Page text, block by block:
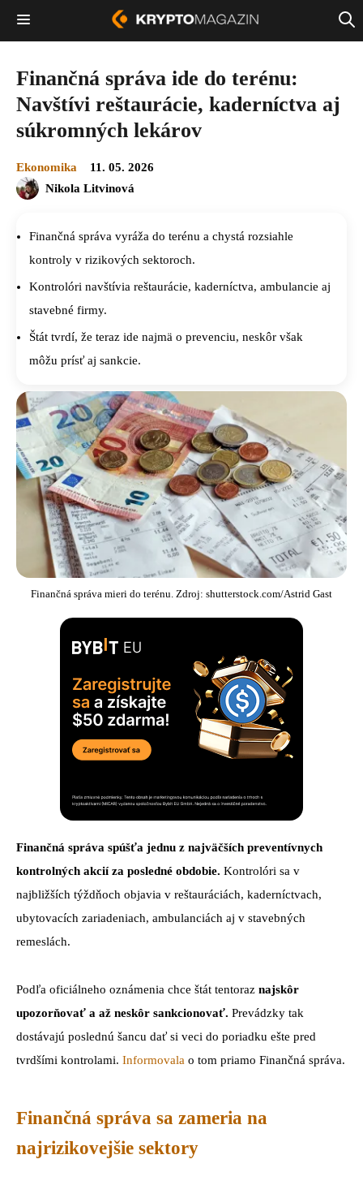
Finančná správa ide do terénu:
Navštívi reštaurácie, kaderníctva aj
súkromných lekárov
Ekonomika
11. 05. 2026
Nikola Litvinová
Finančná správa vyráža do terénu a chystá rozsiahle
kontroly v rizikových sektoroch.
Kontrolóri navštívia reštaurácie, kaderníctva, ambulancie aj
stavebné firmy.
Štát tvrdí, že teraz ide najmä o prevenciu, neskôr však
môžu prísť aj sankcie.
Finančná správa mieri do terénu. Zdroj: shutterstock.com/Astrid Gast
Finančná správa spúšťa jednu z najväčších preventívnych
kontrolných akcií za posledné obdobie. Kontrolóri sa v
najbližších týždňoch objavia v reštauráciách, kaderníctvach,
ubytovacích zariadeniach, ambulanciách aj v stavebných
remeslách.
Podľa oficiálneho oznámenia chce štát tentoraz najskôr
upozorňovať a až neskôr sankcionovať. Prevádzky tak
dostávajú poslednú šancu dať si veci do poriadku ešte pred
tvrdšími kontrolami. Informovala o tom priamo Finančná správa.
Finančná správa sa zameria na
najrizikovejšie sektory